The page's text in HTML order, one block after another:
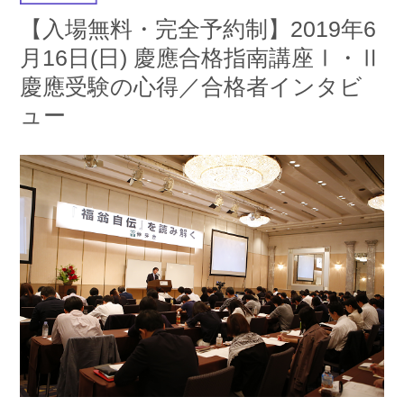
【入場無料・完全予約制】2019年6
月16日(日) 慶應合格指南講座Ⅰ・Ⅱ
慶應受験の心得／合格者インタビ
ュー